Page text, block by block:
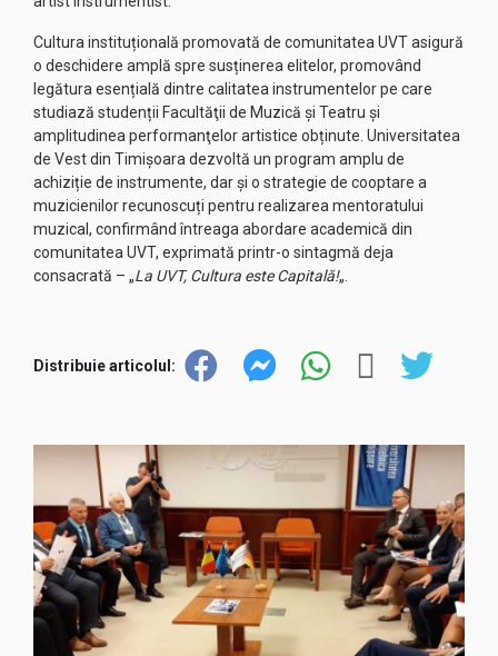
Cultura instituțională promovată de comunitatea UVT asigură
o deschidere amplă spre susținerea elitelor, promovând
legătura esențială dintre calitatea instrumentelor pe care
studiază studenții Facultăţii de Muzică şi Teatru şi
amplitudinea performanţelor artistice obținute. Universitatea
de Vest din Timișoara dezvoltă un program amplu de
achiziție de instrumente, dar și o strategie de cooptare a
muzicienilor recunoscuți pentru realizarea mentoratului
muzical, confirmând întreaga abordare academică din
comunitatea UVT, exprimată printr-o sintagmă deja
consacrată – „La UVT, Cultura este Capitală!„.
Distribuie articolul: